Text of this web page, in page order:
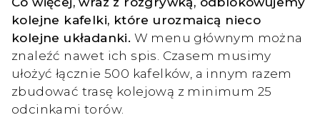
kolejne kafelki, które urozmaicą nieco
kolejne układanki. W menu głównym można
znaleźć nawet ich spis. Czasem musimy
ułożyć łącznie 500 kafelków, a innym razem
zbudować trasę kolejową z minimum 25
odcinkami torów.